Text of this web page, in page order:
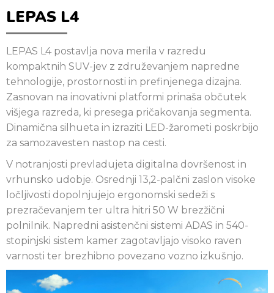
LEPAS L4
LEPAS L4 postavlja nova merila v razredu
kompaktnih SUV-jev z združevanjem napredne
tehnologije, prostornosti in prefinjenega dizajna.
Zasnovan na inovativni platformi prinaša občutek
višjega razreda, ki presega pričakovanja segmenta.
Dinamična silhueta in izraziti LED-žarometi poskrbijo
za samozavesten nastop na cesti.
V notranjosti prevladujeta digitalna dovršenost in
vrhunsko udobje. Osrednji 13,2-palčni zaslon visoke
ločljivosti dopolnjujejo ergonomski sedeži s
prezračevanjem ter ultra hitri 50 W brezžični
polnilnik. Napredni asistenčni sistemi ADAS in 540-
stopinjski sistem kamer zagotavljajo visoko raven
varnosti ter brezhibno povezano vozno izkušnjo.